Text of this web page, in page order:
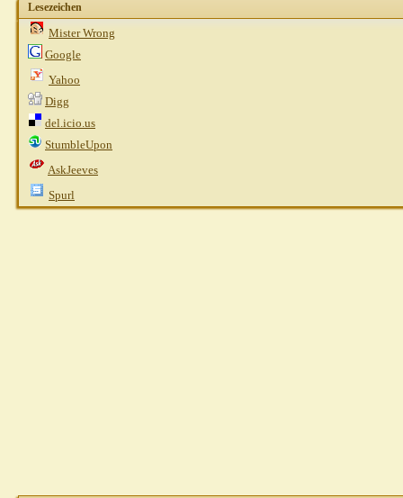
Lesezeichen
Mister Wrong
Google
Yahoo
Digg
del.icio.us
StumbleUpon
AskJeeves
Spurl